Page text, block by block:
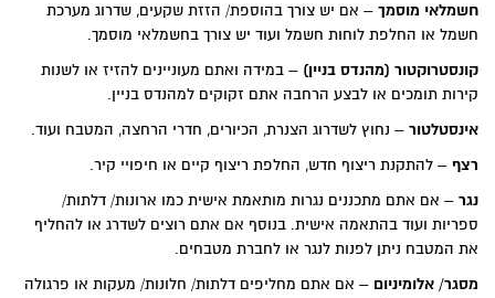
חשמלאי מוסמך – אם יש צורך בהוספת/ הזזת שקעים, שדרוג מערכת
חשמל או החלפת לוחות חשמל ועוד יש צורך בחשמלאי מוסמך.
קונסטרוקטור (מהנדס בניין) – במידה ואתם מעוניינים להזיז או לשנות
קירות תומכים או לבצע הרחבה אתם זקוקים למהנדס בניין.
אינסטלטור – נחוץ לשדרוג הצנרת, הכיורים, חדרי הרחצה, המטבח ועוד.
רצף – להתקנת ריצוף חדש, החלפת ריצוף קיים או חיפויי קיר.
נגר – אם אתם מתכננים נגרות מותאמת אישית כמו ארונות/ דלתות/
ספריות ועוד בהתאמה אישית. בנוסף אם אתם רוצים לשדרג או להחליף
את המטבח ניתן לפנות לנגר או לחברת מטבחים.
מסגר/ אלומיניום – אם אתם מחליפים דלתות/ חלונות/ מעקות או פרגולה